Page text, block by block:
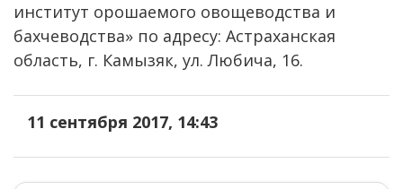
институт орошаемого овощеводства и
бахчеводства» по адресу: Астраханская
область, г. Камызяк, ул. Любича, 16.
11 сентября 2017, 14:43